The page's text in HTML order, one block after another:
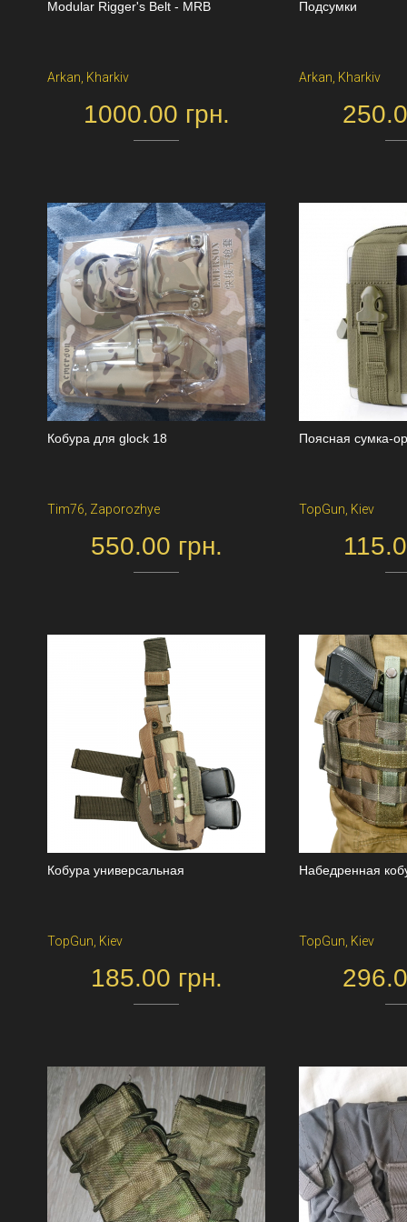
Modular Rigger's Belt - MRB
Arkan, Kharkiv
1000.00 грн.
Подсумки
Arkan, Kharkiv
Кобура для glock 18
Tim76, Zaporozhye
550.00 грн.
Поясная сумка-
TopGun, Kiev
Кобура универсальная
TopGun, Kiev
185.00 грн.
Набедренная
TopGun, Kiev